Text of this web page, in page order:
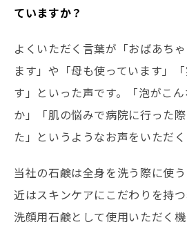
ていますか？
よくいただく言葉が「おばあち
ます」や「母も使っています」
す」といった声です。「泡がこ
か」「肌の悩みで病院に行った
た」というようなお声をいただ
当社の石鹸は全身を洗う際に使
近はスキンケアにこだわりを持つ
洗顔用石鹸として使用いただく